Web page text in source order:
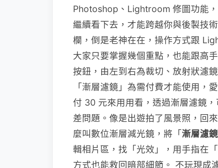
Photoshop、Lightroom 修圖功能
繼續看下去，才能跨越你與後製技
欄，倒是老神在在，操作方式跟
大家只要掌握幾個重點，也能跟高
按鈕，由左到右為裁切、放射狀濾
「漸層濾鏡」為需付費才能使用，
付 30 元來用用看，透過漸層濾鏡
差問題。像是出遊拍了風景照，回
麼叫數位漸層減光鏡，將「漸層濾鏡
輯相片區，找「光效」，用手指在
方式也能救回暗部細節。 不玩現成